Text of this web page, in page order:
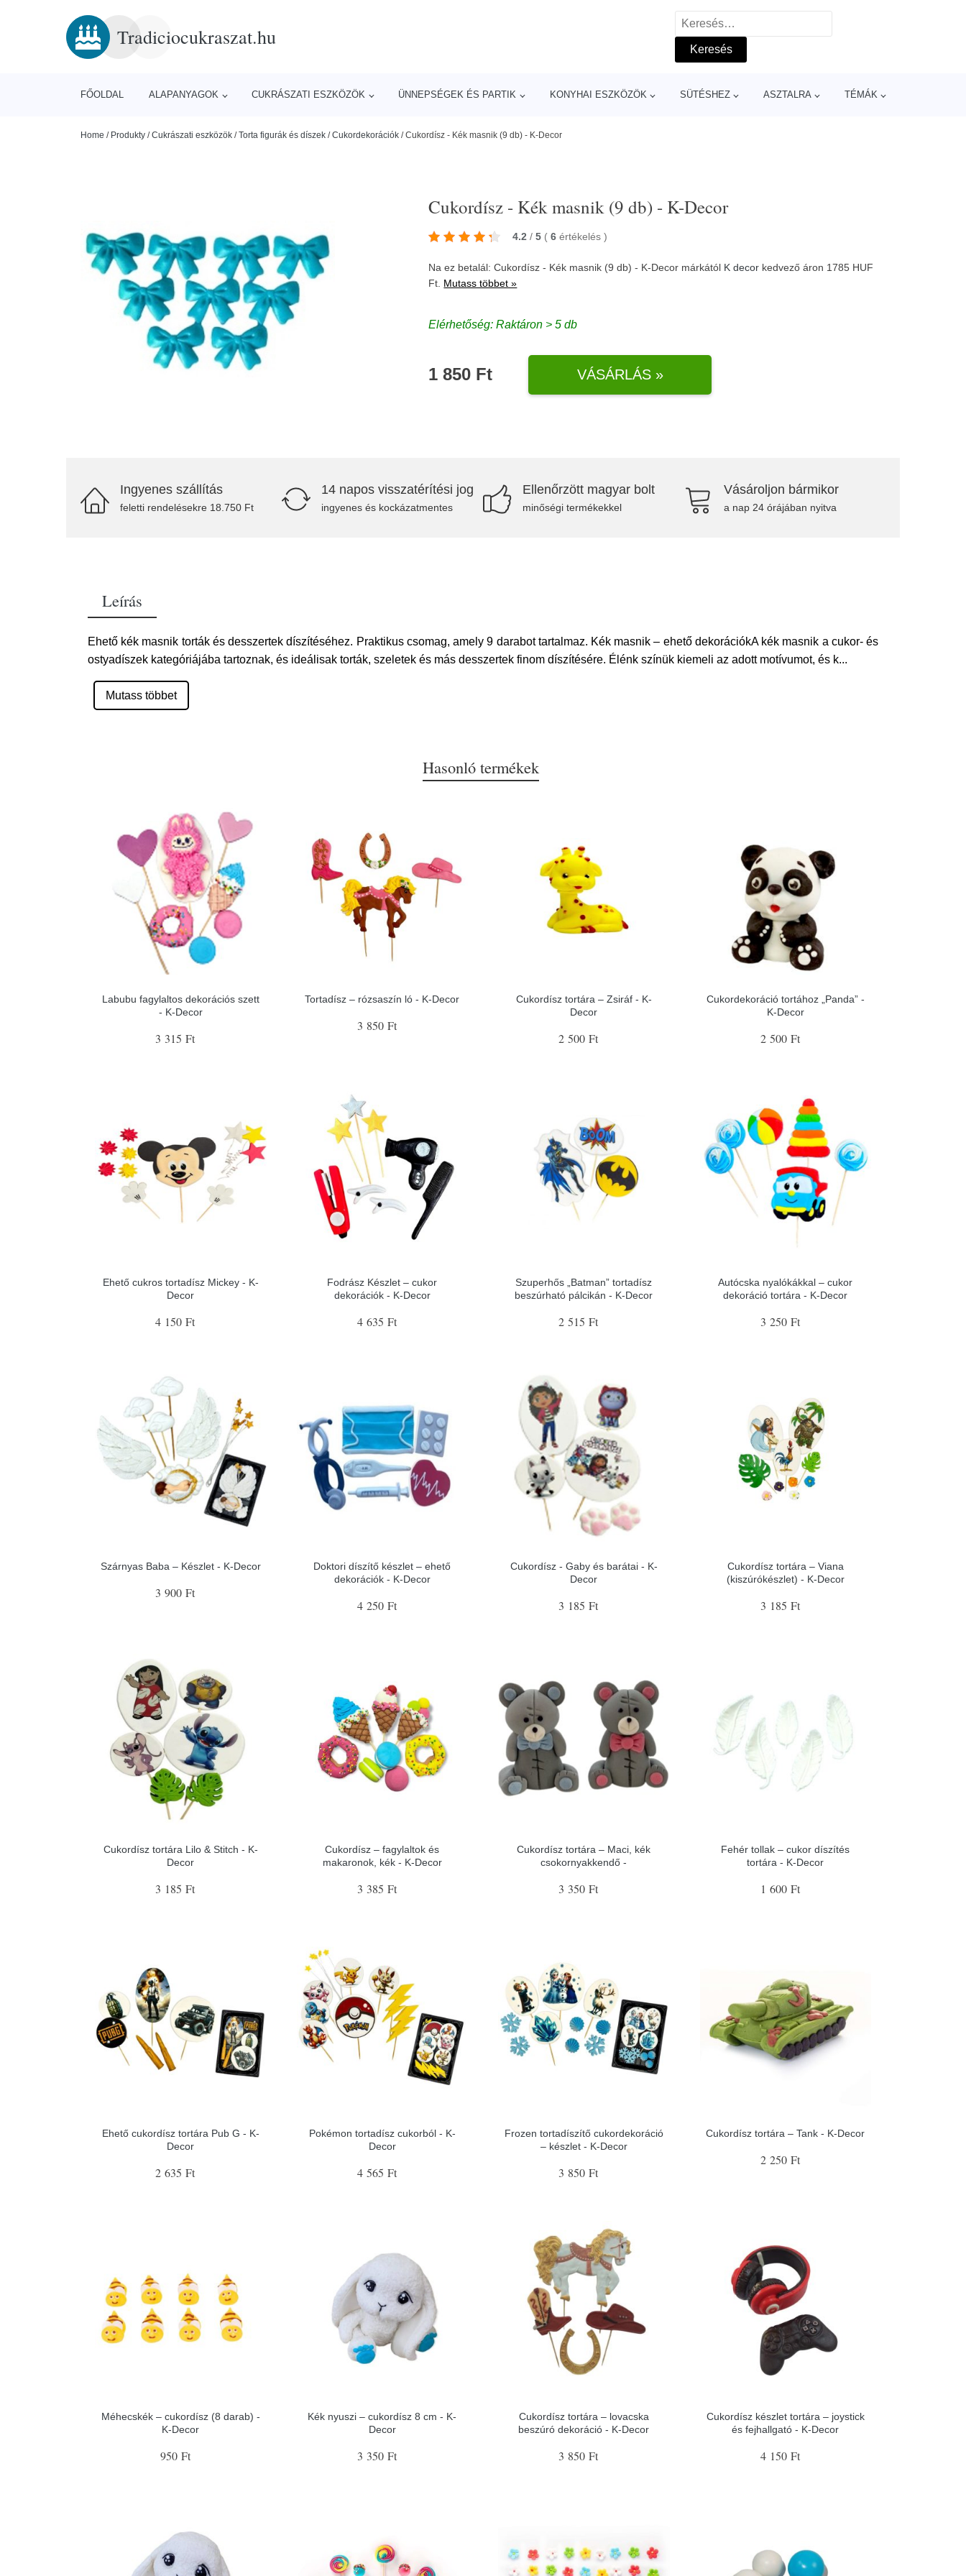
Tradiciocukraszat.hu
Keresés:
FŐOLDAL ALAPANYAGOK CUKRÁSZATI ESZKÖZÖK ÜNNEPSÉGEK ÉS PARTIK KONYHAI ESZKÖZÖK SÜTÉSHEZ ASZTALRA TÉMÁK
Home / Produkty /Cukrászati eszközök /Torta figurák és díszek /Cukordekorációk /Cukordísz - Kék masnik (9 db) - K-Decor
Cukordísz - Kék masnik (9 db) - K-Decor
4.2 / 5 ( 6 értékelés)
Na ez betalál: Cukordísz - Kék masnik (9 db) - K-Decor márkától K decor kedvező áron 1785 HUF
Ft. Mutass többet »
Elérhetőség: Raktáron > 5 db
1 850 Ft VÁSÁRLÁS »
Ingyenes szállítás
feletti rendelésekre 18.750 Ft
14 napos visszatérítési jog
ingyenes és kockázatmentes
Ellenőrzött magyar bolt
minőségi termékekkel
Vásároljon bármikor
a nap 24 órájában nyitva
Leírás
Ehető kék masnik torták és desszertek díszítéséhez. Praktikus csomag, amely 9 darabot tartalmaz. Kék masnik – ehető dekorációkA kék masnik a cukor- és
ostyadíszek kategóriájába tartoznak, és ideálisak torták, szeletek és más desszertek finom díszítésére. Élénk színük kiemeli az adott motívumot, és k...
Mutass többet
Hasonló termékek
Labubu fagylaltos dekorációs szett
- K-Decor
3 315 Ft
Tortadísz – rózsaszín ló - K-Decor
3 850 Ft
Cukordísz tortára – Zsiráf - K-
Decor
2 500 Ft
Cukordekoráció tortához „Panda” -
K-Decor
2 500 Ft
Ehető cukros tortadísz Mickey - K-
Decor
4 150 Ft
Fodrász Készlet – cukor
dekorációk - K-Decor
4 635 Ft
Szuperhős „Batman” tortadísz
beszúrható pálcikán - K-Decor
2 515 Ft
Autócska nyalókákkal – cukor
dekoráció tortára - K-Decor
3 250 Ft
Szárnyas Baba – Készlet - K-Decor
3 900 Ft
Doktori díszítő készlet – ehető
dekorációk - K-Decor
4 250 Ft
Cukordísz - Gaby és barátai - K-
Decor
3 185 Ft
Cukordísz tortára – Viana
(kiszúrókészlet) - K-Decor
3 185 Ft
Cukordísz tortára Lilo & Stitch - K-
Decor
3 185 Ft
Cukordísz – fagylaltok és
makaronok, kék - K-Decor
3 385 Ft
Cukordísz tortára – Maci, kék
csokornyakkendő -
3 350 Ft
Fehér tollak – cukor díszítés
tortára - K-Decor
1 600 Ft
Ehető cukordísz tortára Pub G - K-
Decor
2 635 Ft
Pokémon tortadísz cukorból - K-
Decor
4 565 Ft
Frozen tortadíszítő cukordekoráció
– készlet - K-Decor
3 850 Ft
Cukordísz tortára – Tank - K-Decor
2 250 Ft
Méhecskék – cukordísz (8 darab) -
K-Decor
950 Ft
Kék nyuszi – cukordísz 8 cm - K-
Decor
3 350 Ft
Cukordísz tortára – lovacska
beszúró dekoráció - K-Decor
3 850 Ft
Cukordísz készlet tortára – joystick
és fejhallgató - K-Decor
4 150 Ft